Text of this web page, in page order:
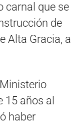
carnal que se
de
Alta Gracia, a
15 años al
haber